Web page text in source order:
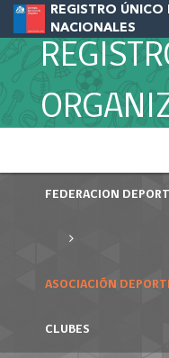
REGISTRO
NACIONALES
FEDERACION
ASOCIACIÓN
CLUBES